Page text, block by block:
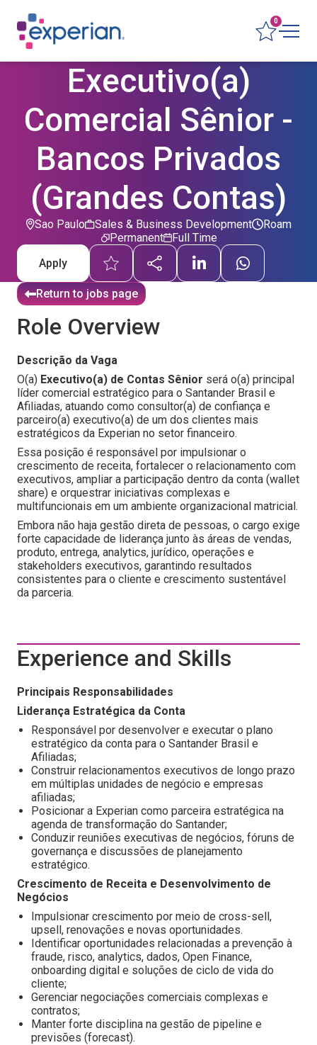
0
Executivo(a)
Comercial Sênior -
Bancos Privados
(Grandes Contas)
Sao Paulo
Sales & Business Development
Permanent
Roam
Full Time
Apply
Return to jobs page
Role Overview
Descrição da Vaga
O(a) Executivo(a) de Contas Sênior será o(a) principal
líder comercial estratégico para o Santander Brasil e
Afiliadas, atuando como consultor(a) de confiança e
parceiro(a) executivo(a) de um dos clientes mais
estratégicos da Experian no setor financeiro.
Essa posição é responsável por impulsionar o
crescimento de receita, fortalecer o relacionamento com
executivos, ampliar a participação dentro da conta (wallet
share) e orquestrar iniciativas complexas e
multifuncionais em um ambiente organizacional matricial.
Embora não haja gestão direta de pessoas, o cargo exige
forte capacidade de liderança junto às áreas de vendas,
produto, entrega, analytics, jurídico, operações e
stakeholders executivos, garantindo resultados
consistentes para o cliente e crescimento sustentável
da parceria.
Experience and Skills
Principais Responsabilidades
Liderança Estratégica da Conta
Responsável por desenvolver e executar o plano
estratégico da conta para o Santander Brasil e
Afiliadas;
Construir relacionamentos executivos de longo prazo
em múltiplas unidades de negócio e empresas
afiliadas;
Posicionar a Experian como parceira estratégica na
agenda de transformação do Santander;
Conduzir reuniões executivas de negócios, fóruns de
governança e discussões de planejamento
estratégico.
Crescimento de Receita e Desenvolvimento de
Negócios
Impulsionar crescimento por meio de cross-sell,
upsell, renovações e novas oportunidades.
Identificar oportunidades relacionadas a prevenção à
fraude, risco, analytics, dados, Open Finance,
onboarding digital e soluções de ciclo de vida do
cliente;
Gerenciar negociações comerciais complexas e
contratos;
Manter forte disciplina na gestão de pipeline e
previsões (forecast).